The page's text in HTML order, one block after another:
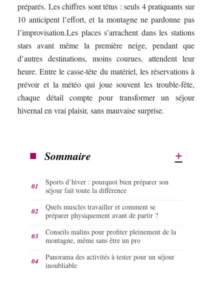
préparés. Les chiffres sont têtus : seuls 4 pratiquants sur
10 anticipent l’effort, et la montagne ne pardonne pas
l’improvisation.Les places s’arrachent dans les stations
stars avant même la première neige, pendant que
d’autres destinations, moins courues, attendent leur
heure. Entre le casse-tête du matériel, les réservations à
prévoir et la météo qui joue souvent les trouble-fête,
chaque détail compte pour transformer un séjour
hivernal en vrai plaisir, sans mauvaise surprise.
Sommaire
Sports d’hiver : pourquoi bien préparer son
séjour fait toute la différence
Quels muscles travailler et comment se
préparer physiquement avant de partir ?
Conseils malins pour profiter pleinement de la
montagne, même sans être un pro
Panorama des activités à tester pour un séjour
inoubliable